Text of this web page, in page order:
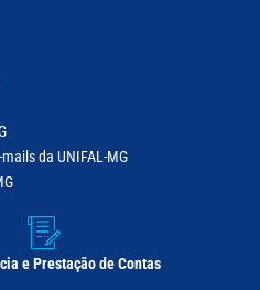
da UNIFAL-MG
e Prestação de Contas